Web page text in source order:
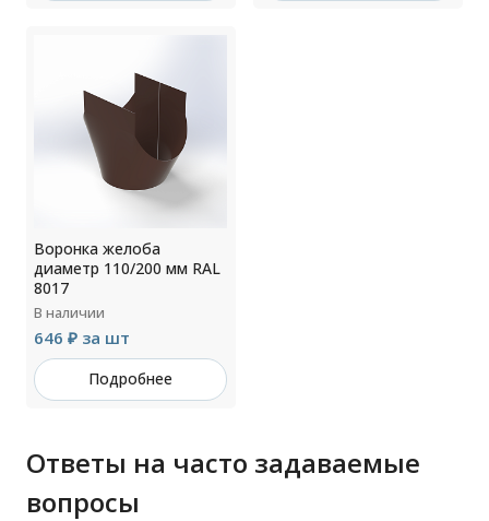
Воронка желоба
диаметр 110/200 мм RAL
8017
В наличии
646 ₽ за шт
Подробнее
Ответы на часто задаваемые
вопросы